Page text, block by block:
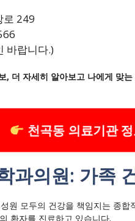
로 249
바랍니다.)
, 더 자세히 알아보고 나에게 맞
천곡동 의료기관
과의원: 가족
원 모두의 건강을 책임지는 종
환자를 진료하고 있습니다.